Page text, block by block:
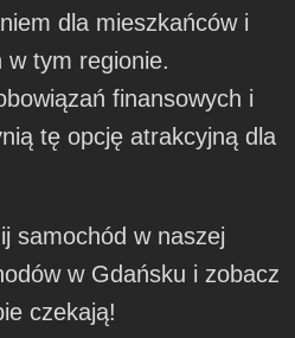
dla mieszkańców i
w tym regionie.
finansowych i
tę opcję atrakcyjną dla
samochód w naszej
w Gdańsku i zobacz
czekają!